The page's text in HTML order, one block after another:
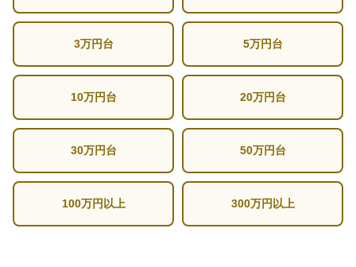
3万円台 5万円台
10万円台 20万円台
30万円台 50万円台
100万円以上 300万円以上